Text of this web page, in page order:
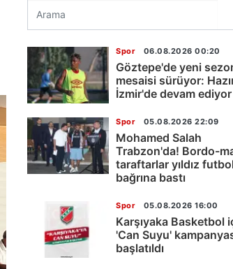
Spor 06.08.2026 00:20
Göztepe'de yeni
mesaisi sürüyor:
İzmir'de devam ediyor
Spor 05.08.2026 22:09
Mohamed Salah
Trabzon'da! Bordo-
taraftarlar yıldız
bağrına bastı
Spor 05.08.2026 16:00
Karşıyaka Basketbol
'Can Suyu'
başlatıldı